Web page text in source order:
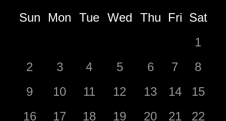
Sun
Mon Tue Wed Thu Fri Sat
1
2
3 4 5 6 7
8
9
10 11 12 13 14
15
16
17 18 19 20 21
22